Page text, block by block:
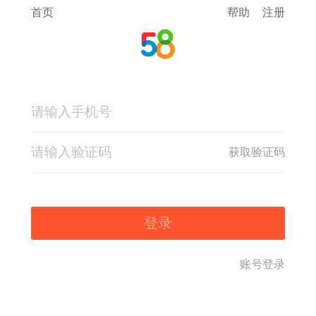
首页 帮助 注册
获取验证码
登录
账号登录